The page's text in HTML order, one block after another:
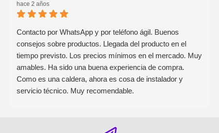
hace 2 años
Contacto por WhatsApp y por teléfono ágil. Buenos
consejos sobre productos. Llegada del producto en el
tiempo previsto. Los precios mínimos en el mercado. Muy
amables. Ha sido una buena experiencia de compra.
Como es una caldera, ahora es cosa de instalador y
servicio técnico. Muy recomendable.